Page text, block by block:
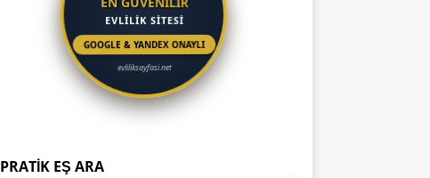
EN GÜVENİLİR
EVLİLİK SİTESİ
GOOGLE & YANDEX ONAYLI
PRATİK EŞ ARA